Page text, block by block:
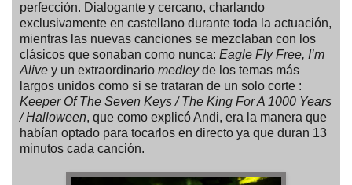
perfección. Dialogante y cercano, charlando
exclusivamente en castellano durante toda la actuación,
mientras las nuevas canciones se mezclaban con los
clásicos que sonaban como nunca: Eagle Fly Free, I’m
Alive y un extraordinario medleyde los temas más
largos unidos como si se trataran de un solo corte :
Keeper Of The Seven Keys / The King For A 1000 Years
/ Halloween, que como explicó Andi, era la manera que
habían optado para tocarlos en directo ya que duran 13
minutos cada canción.